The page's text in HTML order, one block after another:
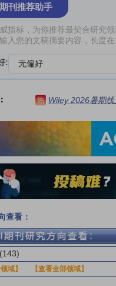
刊推荐助手
:
热 Wiley 2026暑期
查看：
(143)
域】 【查看全部领域】